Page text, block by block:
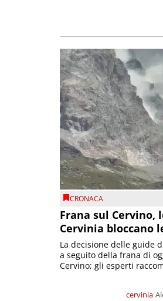
CRONACA
Frana sul Cervino,
Cervinia bloccano
cervinia
La decisione delle guide
a seguito della frana di
Cervino; gli esperti